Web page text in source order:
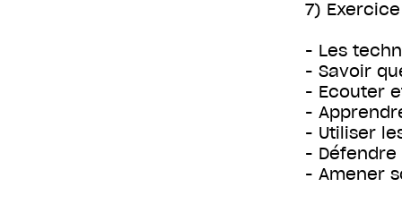
7)
- Les
- Savoir
- Ecouter
-
- Utiliser
-
- Amener